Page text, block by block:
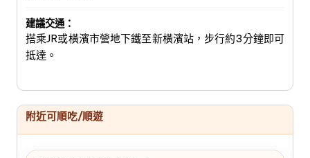
建議交通：
搭乘JR或橫濱市營地下鐵至新橫濱站，步行約3分鐘即可
抵達。
附近可順吃/順遊